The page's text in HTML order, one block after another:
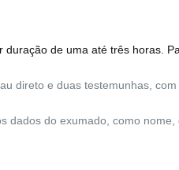
de uma até três horas.
direto e duas testemunhas,
do exumado, como